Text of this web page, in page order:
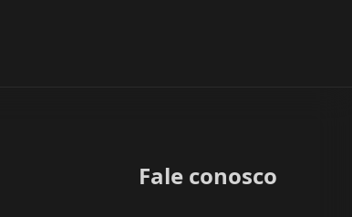
Fale conosco